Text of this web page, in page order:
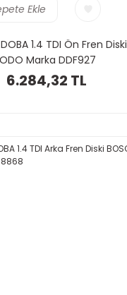
Ekle
1.4 TDI Ön Fren Diski
Marka DDF927
6.284,32 TL